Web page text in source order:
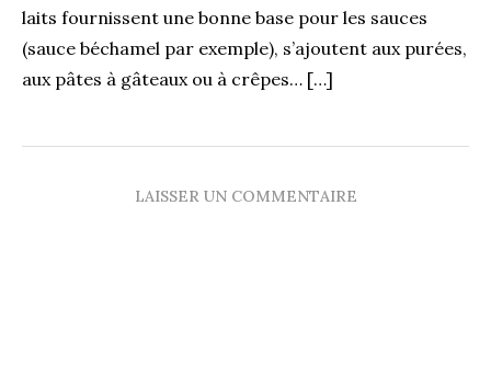
laits fournissent une bonne base pour les sauces
(sauce béchamel par exemple), s’ajoutent aux purées,
aux pâtes à gâteaux ou à crêpes… […]
LAISSER UN COMMENTAIRE